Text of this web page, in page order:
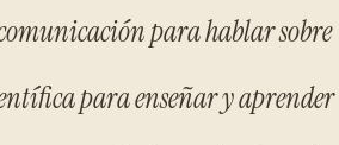
para hablar sobre
para enseñar y aprender